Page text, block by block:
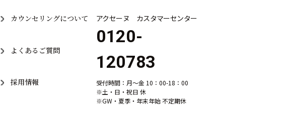
カウンセリングについて
よくあるご質問
採用情報
アクセーヌ カスタマーセンター
0120-
120783
受付時間：月～金 10：00-18：00
※土・日・祝日 休
※GW・夏季・年末年始 不定期休